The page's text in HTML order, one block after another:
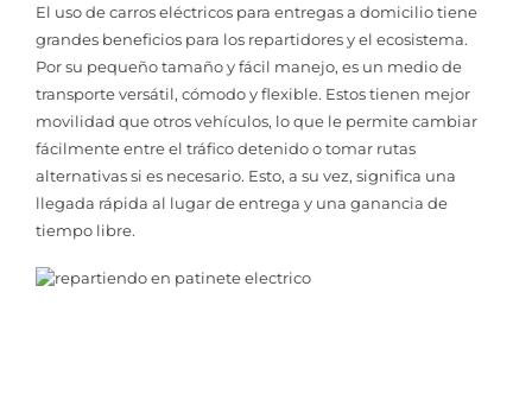
El uso de carros eléctricos para entregas a domicilio tiene
grandes beneficios para los repartidores y el ecosistema.
Por su pequeño tamaño y fácil manejo, es un medio de
transporte versátil, cómodo y flexible. Estos tienen mejor
movilidad que otros vehículos, lo que le permite cambiar
fácilmente entre el tráfico detenido o tomar rutas
alternativas si es necesario. Esto, a su vez, significa una
llegada rápida al lugar de entrega y una ganancia de
tiempo libre.